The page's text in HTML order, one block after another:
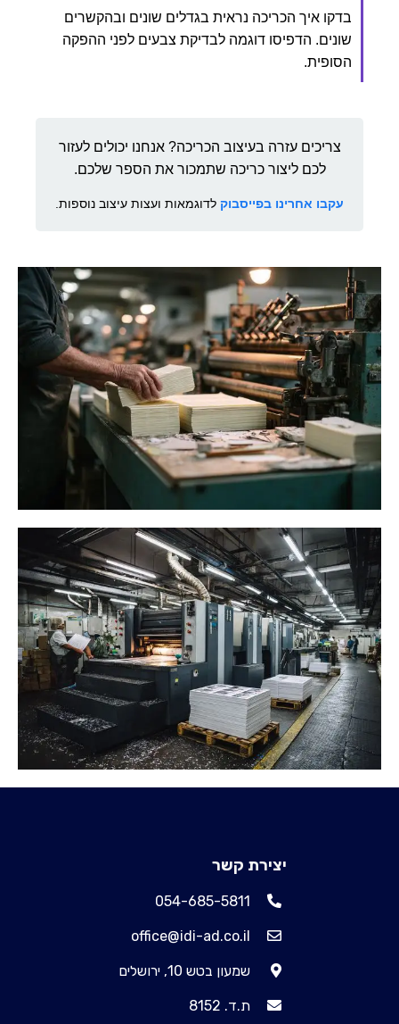
בדקו איך הכריכה נראית בגדלים שונים ובהקשרים
שונים. הדפיסו דוגמה לבדיקת צבעים לפני ההפקה
הסופית.
צריכים עזרה בעיצוב הכריכה? אנחנו יכולים לעזור
לכם ליצור כריכה שתמכור את הספר שלכם.
עקבו אחרינו בפייסבוק לדוגמאות ועצות עיצוב נוספות.
יצירת קשר
054-685-5811
office@idi-ad.co.il
שמעון בטש 10, ירושלים
ת.ד. 8152